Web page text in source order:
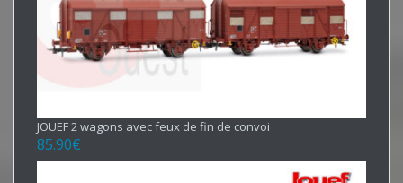
JOUEF 2 wagons avec feux de fin de convoi
85.90€